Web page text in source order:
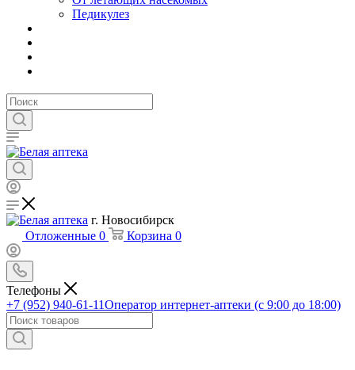
Педикулез
г. Новосибирск
Отложенные 0 Корзина 0
Телефоны
+7 (952) 940-61-11Оператор интернет-аптеки (с 9:00 до 18:00)